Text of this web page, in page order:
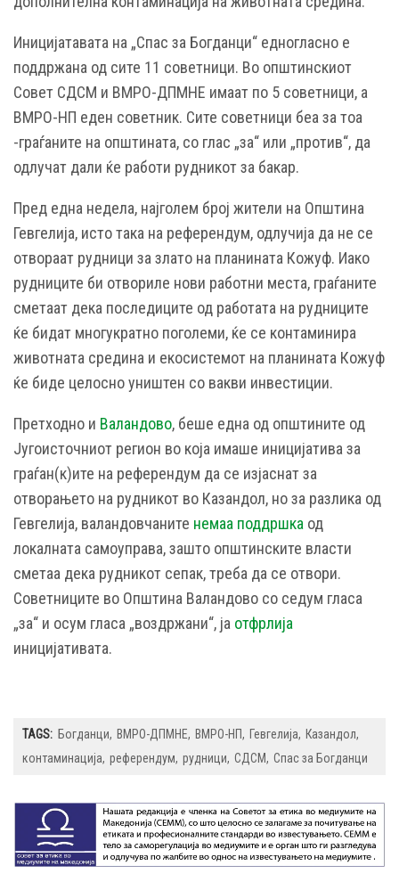
Иницијатавата на „Спас за Богданци“ едногласно е
поддржана од сите 11 советници. Во општинскиот
Совет СДСМ и ВМРО-ДПМНЕ имаат по 5 советници, а
ВМРО-НП еден советник. Сите советници беа за тоа
-граѓаните на општината, со глас „за“ или „против“, да
одлучат дали ќе работи рудникот за бакар.
Пред една недела, најголем број жители на Општина
Гевгелија, исто така на референдум, одлучија да не се
отвораат рудници за злато на планината Кожуф. Иако
рудниците би отвориле нови работни места, граѓаните
сметаат дека последиците од работата на рудниците
ќе бидат многукратно поголеми, ќе се контаминира
животната средина и екосистемот на планината Кожуф
ќе биде целосно уништен со вакви инвестиции.
Претходно и Валандово, беше една од општините од
Југоисточниот регион во која имаше иницијатива за
граѓан(к)ите на референдум да се изјаснат за
отворањето на рудникот во Казандол, но за разлика од
Гевгелија, валандовчаните немаа поддршка од
локалната самоуправа, зашто општинските власти
сметаа дека рудникот сепак, треба да се отвори.
Советниците во Општина Валандово со седум гласа
„за“ и осум гласа „воздржани“, ја отфрлија
иницијативата.
TAGS: Богданци ВМРО-ДПМНЕ ВМРО-НП Гевгелија
Казандол
контаминација референдум рудници СДСМ Спас за Богданци